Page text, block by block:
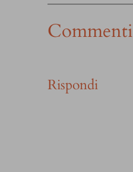
Commenti
Rispondi